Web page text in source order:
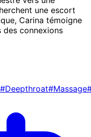
une escort
Carina témoigne
des connexions
#Deepthroat#Massage